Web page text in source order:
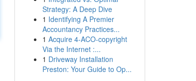
Strategy: A Deep Dive
1 Identifying A Premier
Accountancy Practices...
1 Acquire 4-ACO-copyright
Via the Internet :...
1 Driveway Installation
Preston: Your Guide to Op...